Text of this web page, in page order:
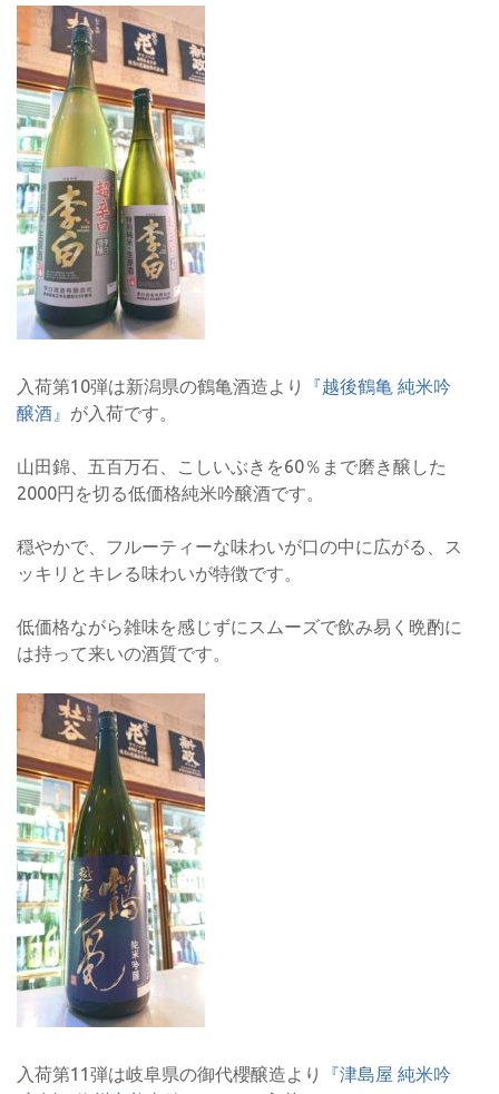
入荷第10弾は新潟県の鶴亀酒造より
『越後鶴亀 純米吟
醸酒』 が入荷です。
山田錦、五百万石、こしいぶきを60％まで磨き醸した
2000円を切る低価格純米吟醸酒です。
穏やかで、フルーティーな味わいが口の中に広がる、ス
ッキリとキレる味わいが特徴です。
低価格ながら雑味を感じずにスムーズで飲み易く晩酌に
は持って来いの酒質です。
入荷第11弾は岐阜県の御代櫻醸造より
『津島屋 純米吟